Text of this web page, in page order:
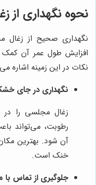
نحوه نگهداری از
نگهداری صحیح از زغال
افزایش طول عمر آن کمک
نکات در این زمینه اشاره
نگهداری در جای
زغال مجلسی را
رطوبت، می‌تواند
آن شود. بهترین
خنک است.
جلوگیری از تماس با